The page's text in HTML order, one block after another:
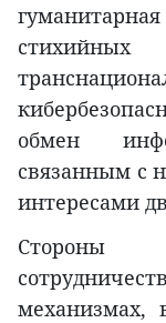
стихийных
обмен
связанным с
интересами
Стороны
механизмах,